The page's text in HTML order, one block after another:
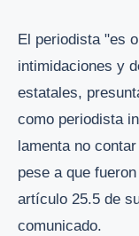
El periodista "es
intimidaciones y
estatales,
como periodista
lamenta no
pese a que
artículo 25.5 de
comunicado.